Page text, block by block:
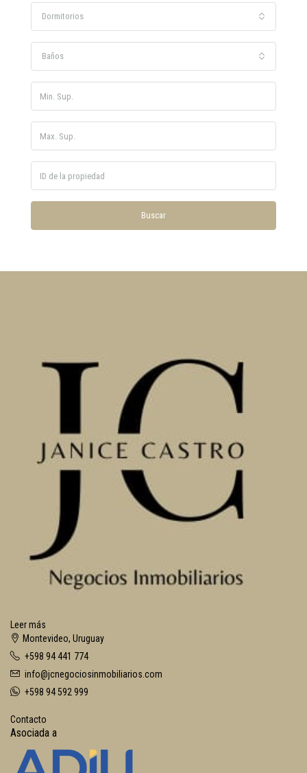
Dormitorios
Baños
Buscar
Leer más
Montevideo, Uruguay
+598 94 441 774
info@jcnegociosinmobiliarios.com
+598 94 592 999
Contacto
Asociada a